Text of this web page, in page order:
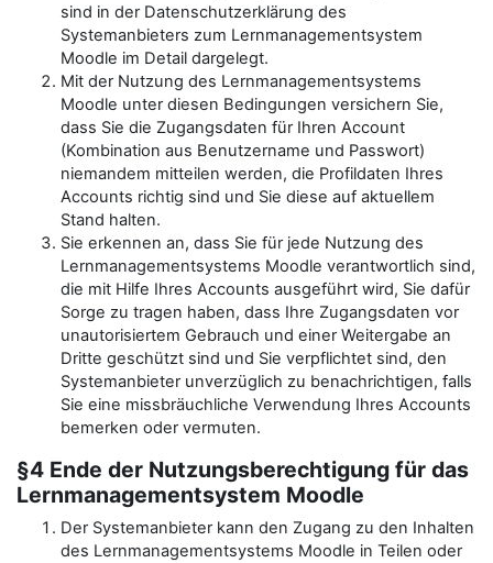
sind in der Datenschutzerklärung des
Systemanbieters zum Lernmanagementsystem
Moodle im Detail dargelegt.
Mit der Nutzung des Lernmanagementsystems
Moodle unter diesen Bedingungen versichern Sie,
dass Sie die Zugangsdaten für Ihren Account
(Kombination aus Benutzername und Passwort)
niemandem mitteilen werden, die Profildaten Ihres
Accounts richtig sind und Sie diese auf aktuellem
Stand halten.
Sie erkennen an, dass Sie für jede Nutzung des
Lernmanagementsystems Moodle verantwortlich sind,
die mit Hilfe Ihres Accounts ausgeführt wird, Sie dafür
Sorge zu tragen haben, dass Ihre Zugangsdaten vor
unautorisiertem Gebrauch und einer Weitergabe an
Dritte geschützt sind und Sie verpflichtet sind, den
Systemanbieter unverzüglich zu benachrichtigen, falls
Sie eine missbräuchliche Verwendung Ihres Accounts
bemerken oder vermuten.
§4 Ende der Nutzungsberechtigung für das
Lernmanagementsystem Moodle
Der Systemanbieter kann den Zugang zu den Inhalten
des Lernmanagementsystems Moodle in Teilen oder